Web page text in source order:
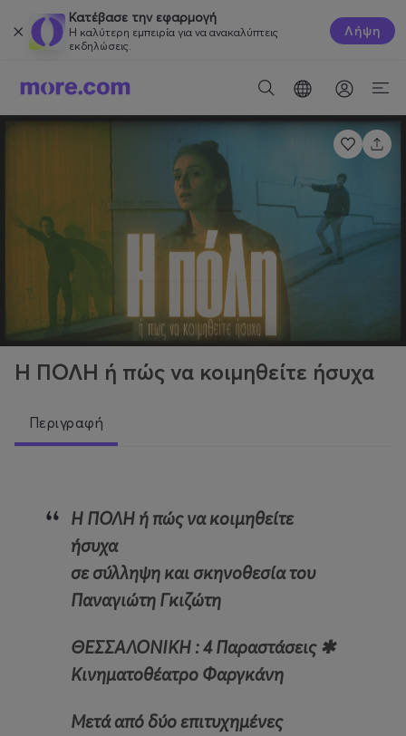
Κατέβασε την εφαρμογή
Η καλύτερη εμπειρία για να ανακαλύπτεις
εκδηλώσεις.
Λήψη
Η ΠΟΛΗ ή πώς να κοιμηθείτε ήσυχα
Περιγραφή
Η ΠΟΛΗ ή πώς να κοιμηθείτε
ήσυχα
σε σύλληψη και σκηνοθεσία του
Παναγιώτη Γκιζώτη
ΘΕΣΣΑΛΟΝΙΚΗ : 4 Παραστάσεις ✱
Κινηματοθέατρο Φαργκάνη
Μετά από δύο επιτυχημένες